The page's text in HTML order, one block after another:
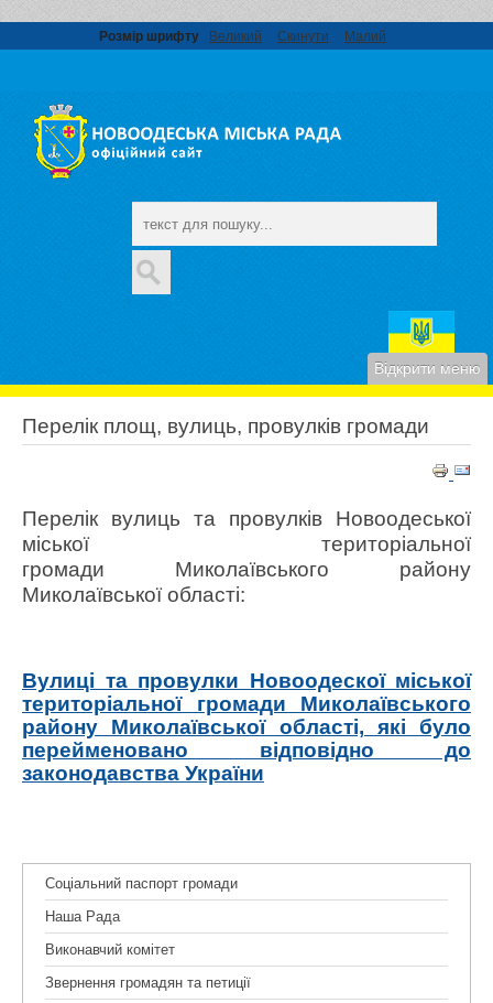
Розмір шрифту Великий Скинути Малий
.
Відкрити меню
Перелік площ, вулиць, провулків громади
Перелік вулиць та провулків Новоодеської
міської територіальної
громади Миколаївського району
Миколаївської області:
Вулиці та провулки Новоодескої міської
територіальної громади Миколаївського
району Миколаївської області, які було
перейменовано відповідно до
законодавства України
Соціальний паспорт громади
Наша Рада
Виконавчий комітет
Звернення громадян та петиції